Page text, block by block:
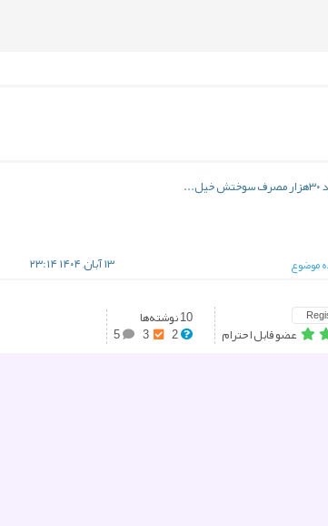
۱۳ آبان, ۱۴۰۴ ۲۳:۱۴ موضوع
عضو قابل احترام
10 نوشته‌ها
2
3
5